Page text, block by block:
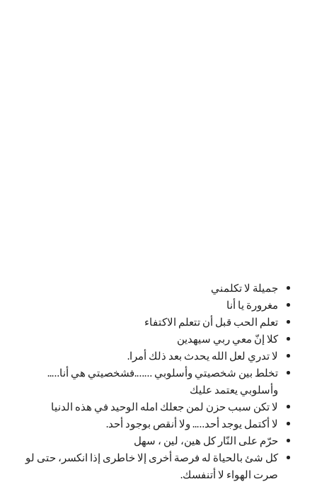
جميلة لا تكلمني
مغرورة يا أنا
تعلم الحب قبل أن تتعلم الاكتفاء
كلا إنّ معي ربي سيهدين
لا تدري لعل الله يحدث بعد ذلك أمرا.
تخلط بين شخصيتي وأسلوبي …….فشخصيتي هي أنا…..
وأسلوبي يعتمد عليك
لا تكن سبب حزن لمن جعلك امله الوحيد في هذه الدنيا
لا أكتمل يوجد أحد….. ولا أنقص بوجود أحد.
حرّم على النّار كل هين، لين ، سهل
كل شئ بالحياة له فرصة أخرى إلا خاطرى إذا انكسر، حتى لو
صرت الهواء لا أتنفسك.